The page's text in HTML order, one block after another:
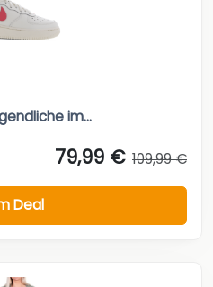
im...
79,99 € 109,99 €
Deal